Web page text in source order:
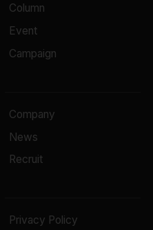
Column
Event
Campaign
Company
News
Recruit
Privacy Policy